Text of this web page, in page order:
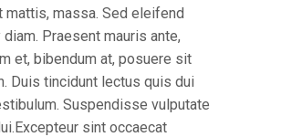
mattis, massa. Sed eleifend
diam. Praesent mauris ante,
et, bibendum at, posuere sit
Duis tincidunt lectus quis dui
Suspendisse vulputate
sint occaecat